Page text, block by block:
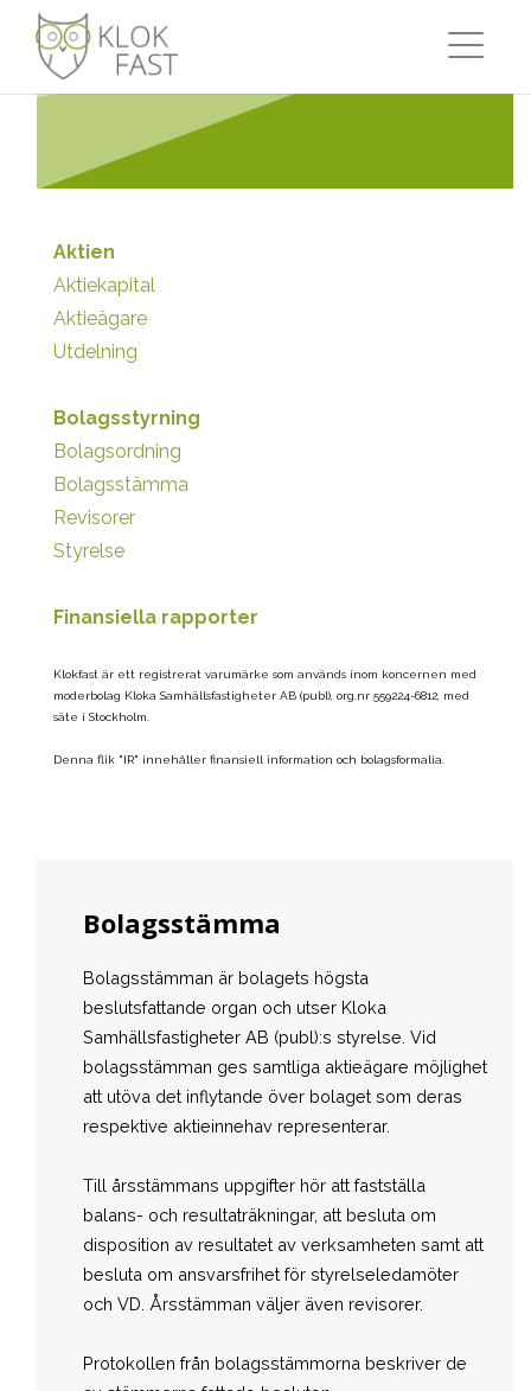
Aktien
Aktiekapital
Aktieägare
Utdelning
Bolagsstyrning
Bolagsordning
Bolagsstämma
Revisorer
Styrelse
Finansiella rapporter
Klokfast är ett registrerat varumärke som används inom koncernen med
moderbolag Kloka Samhällsfastigheter AB (publ), org.nr 559224-6812, med
säte i Stockholm.
Denna flik "IR" innehåller finansiell information och bolagsformalia.
Bolagsstämma
Bolagsstämman är bolagets högsta
beslutsfattande organ och utser Kloka
Samhällsfastigheter AB (publ):s styrelse. Vid
bolagsstämman ges samtliga aktieägare möjlighet
att utöva det inflytande över bolaget som deras
respektive aktieinnehav representerar.
Till årsstämmans uppgifter hör att fastställa
balans- och resultaträkningar, att besluta om
disposition av resultatet av verksamheten samt att
besluta om ansvarsfrihet för styrelseledamöter
och VD. Årsstämman väljer även revisorer.
Protokollen från bolagsstämmorna beskriver de